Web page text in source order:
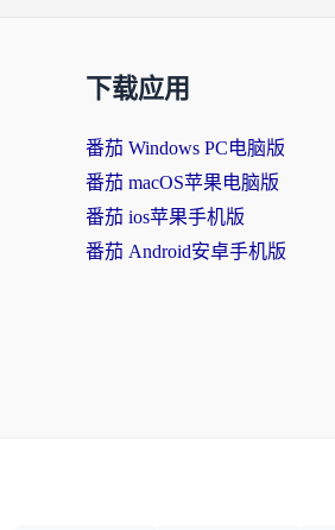
下载应用
番茄 Windows PC电脑版
番茄 macOS苹果电脑版
番茄 ios苹果手机版
番茄 Android安卓手机版